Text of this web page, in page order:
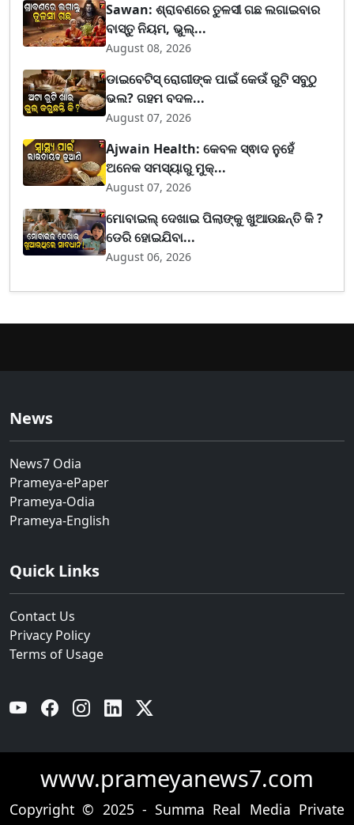
Sawan: ଶ୍ରାବଣରେ ତୁଳସୀ ଗଛ ଲଗାଇବାର
ବାସ୍ତୁ ନିୟମ, ଭୁଲ୍...
August 08, 2026
ଡାଇବେଟିସ୍ ରୋଗୀଙ୍କ ପାଇଁ କେଉଁ ରୁଟି ସବୁଠୁ
ଭଲ? ଗହମ ବଦଳ...
August 07, 2026
Ajwain Health: କେବଳ ସ୍ଵାଦ ନୁହେଁ
ଅନେକ ସମସ୍ୟାରୁ ମୁକ୍...
August 07, 2026
ମୋବାଇଲ୍ ଦେଖାଇ ପିଲାଙ୍କୁ ଖୁଆଉଛନ୍ତି କି ?
ଡେରି ହୋଇଯିବା...
August 06, 2026
News
News7 Odia
Prameya-ePaper
Prameya-Odia
Prameya-English
Quick Links
Contact Us
Privacy Policy
Terms of Usage
YouTube Facebook Instagram Linkedin
www.prameyanews7.com
Copyright © 2025 - Summa Real Media Private